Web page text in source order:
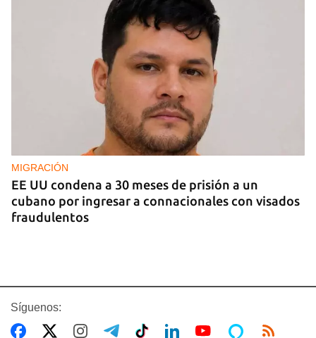
MIGRACIÓN
EE UU condena a 30 meses de prisión a un
cubano por ingresar a connacionales con visados
fraudulentos
Síguenos: